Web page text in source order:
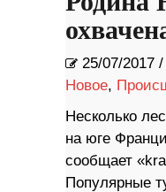
25/07/2017 /
Новое,
Несколько
на юге
сообщает
Популярные